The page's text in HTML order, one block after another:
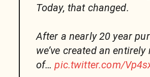
Today, that changed.
After a nearly 20 year
we’ve created an
of…pic.twitter.com/